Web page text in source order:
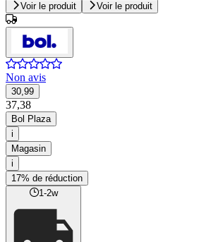
Voir le produit
Voir le produit
Non avis
30,99
37,38
Bol Plaza
i
Magasin
i
17% de réduction
1-2w